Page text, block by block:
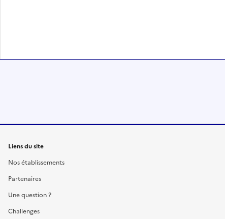
Liens du site
Nos établissements
Partenaires
Une question ?
Challenges